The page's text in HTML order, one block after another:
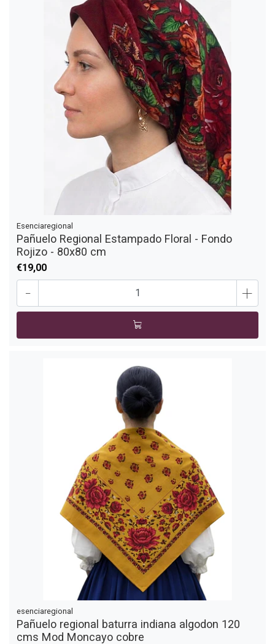
Esenciaregional
Pañuelo Regional Estampado Floral - Fondo
Rojizo - 80x80 cm
€19,00
- +
esenciaregional
Pañuelo regional baturra indiana algodon 120
cms Mod Moncayo cobre